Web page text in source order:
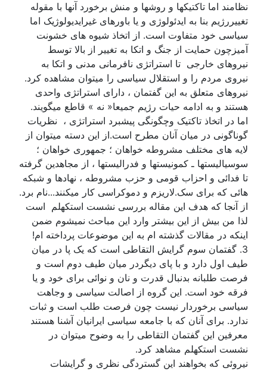
نظامند اما تاکتیکها و روشها و منش برخورد آنها با مقوله
تغییررژیم بنا به ایدئولوژی و یا باورهای غیرایدیولوژیک اما
سیاسی خود متفاوت است. از اتخاذ شیوه های خشونت
آمیزچون حمایت از جنگ و اتکا به تغییر از بالا توسط
نیروهای خارجی تا استراتژی نافرمانی مدنی و اتکا به
نیروی مردم را و استقلال سیاسی را میتوان مشاهده کرد.
نیروهای متعلق به این گفتمان ، دارای استراتژی واحدی
هستند و به ادامه حیات رژیم جمیعا« نه » قاطع میگویند.
اما در اتخاذ تاکتیک وچگونگی پیشبرد استراتژی ، نظریات
گوناگونی در میان آنان مطرح است.از این دسته میتوان از
لایه های مختلف مشروطه خواهان ؛ جمهوری خواهان ؛
سوسیالیستها ـ کمونیستها و فدرالیستها ، از مجاهدین گرفته
تا فدائی و احزاب قومی و حزب مشروطه ، نهادها و شبکه
هائی که برای سک.لاریزم و دموکراسی کار میکنند...نام برد.
از آنجا که هدف این مقاله بررسی نشست استکهلم است
لذا من بیش از این بیشتر وارد این مباحث نمیشوم ضمن
اینکه در مقالات گذشته ام به این موضوعات پرداخته ام!
3. گفتمان سوم گرایش التقاطی است که یک پا در میان
طیف اول دارد و با پای دیگردر میان طیف دوم است و
فرصت طلبانه بدنبال قدرت و نان و نوائی برای خود و یا
فرقه خود است. این گروه از اصالت سیاسی و وجاهت
سیاسی برخوردار نیست چون فرصت طلب است و ثبات
ندارد. برای آنان که با جامعه سیاسی ایرانیان آشنا هستند
معرفین این گفتمان التقاطی را به وضوح میتوان در
نشست استکهلم مشاهد کرد.
نیروئی که بخواهند این گستردگی نظری و گرایشات